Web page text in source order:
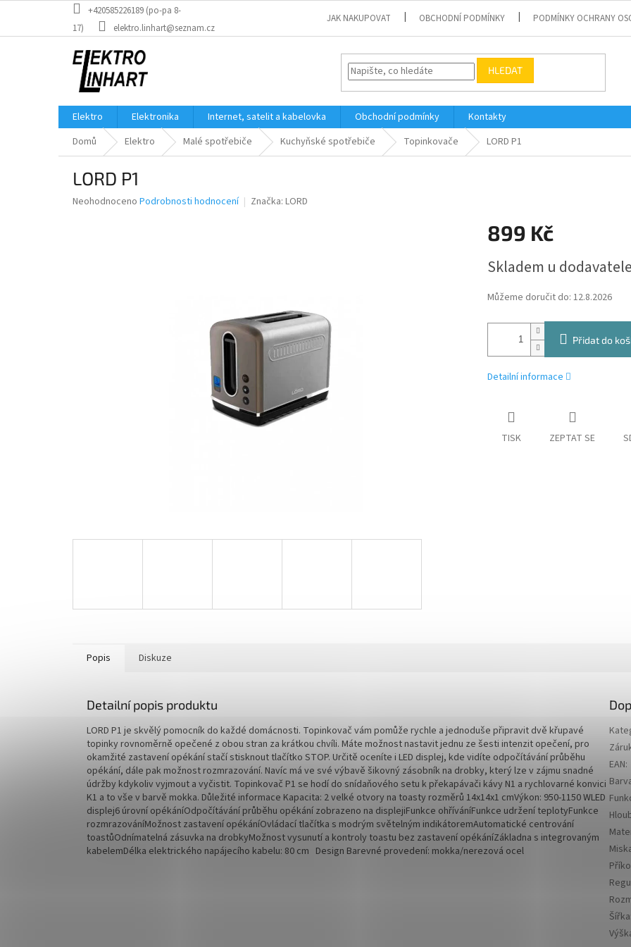
obsah
+420585226189 (po-pa 8-
17)
elektro.linhart@seznam.cz
JAK NAKUPOVAT OBCHODNÍ PODMÍNKY PODMÍNKY OCHRANY
HLEDAT
Elektro Elektronika Internet, satelit a kabelovka Obchodní podmínky
Kontakty
Domů
Elektro Malé spotřebiče Kuchyňské spotřebiče Topinkovače LORD P1
LORD P1
Průměrné
Neohodnoceno Podrobnosti hodnocení Značka: LORD
899 Kč
cena:
Skladem u dodavatele
Můžeme doručit do: 12.8.2026
Přidat do
Detailní informace
TISK ZEPTAT SE
Popis Diskuze
Detailní popis produktu
LORD P1 je skvělý pomocník do každé domácnosti. Topinkovač vám pomůže rychle a jednoduše připravit dvě křupavé
topinky rovnoměrně opečené z obou stran za krátkou chvíli. Máte možnost nastavit jednu ze šesti intenzit opečení, pro
okamžité zastavení opékání stačí stisknout tlačítko STOP. Určitě oceníte i LED displej, kde vidíte odpočítávání průběhu
opékání, dále pak možnost rozmrazování. Navíc má ve své výbavě šikovný zásobník na drobky, který lze v zájmu snadné
údržby kdykoliv vyjmout a vyčistit. Topinkovač P1 se hodí do snídaňového setu k překapávači kávy N1 a rychlovarné konvici
K1 a to vše v barvě mokka. Důležité informace Kapacita: 2 velké otvory na toasty rozměrů 14x14x1 cmVýkon: 950-1150 WLED
displej6 úrovní opékáníOdpočítávání průběhu opékání zobrazeno na displejiFunkce ohříváníFunkce udržení teplotyFunkce
rozmrazováníMožnost zastavení opékáníOvládací tlačítka s modrým světelným indikátoremAutomatické centrování
toastůOdnímatelná zásuvka na drobkyMožnost vysunutí a kontroly toastu bez zastavení opékáníZákladna s integrovaným
kabelemDélka elektrického napájecího kabelu: 80 cm Design Barevné provedení: mokka/nerezová ocel
EAN:
Šířka